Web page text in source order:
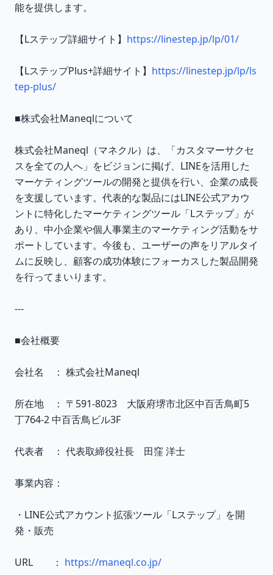
能を提供します。
【Lステップ詳細サイト】 https://linestep.jp/lp/01/
【LステップPlus+詳細サイト】 https://linestep.jp/lp/ls
tep-plus/
■株式会社Maneqlについて
株式会社Maneql（マネクル）は、「カスタマーサクセ
スを全ての人へ」をビジョンに掲げ、LINEを活用した
マーケティングツールの開発と提供を行い、企業の成長
を支援しています。代表的な製品にはLINE公式アカウ
ントに特化したマーケティングツール「Lステップ」が
あり、中小企業や個人事業主のマーケティング活動をサ
ポートしています。今後も、ユーザーの声をリアルタイ
ムに反映し、顧客の成功体験にフォーカスした製品開発
を行ってまいります。
---
■会社概要
会社名 ： 株式会社Maneql
所在地 ： 〒591-8023 大阪府堺市北区中百舌鳥町5
丁764-2 中百舌鳥ビル3F
代表者 ： 代表取締役社長 田窪 洋士
事業内容：
・LINE公式アカウント拡張ツール「Lステップ」を開
発・販売
URL ： https://maneql.co.jp/